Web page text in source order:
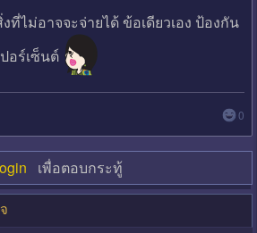
ไม่อาจจะจ่ายได้ ข้อเดียวเอง ป้องกัน
อร์เซ็นต์
0
เพื่อตอบกระทู้